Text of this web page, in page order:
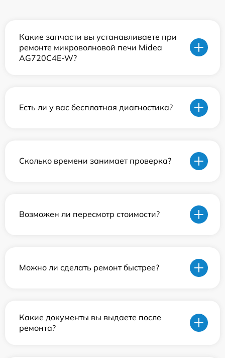
Какие запчасти вы устанавливаете при
ремонте микроволновой печи Midea
AG720C4E-W?
Есть ли у вас бесплатная диагностика?
Сколько времени занимает проверка?
Возможен ли пересмотр стоимости?
Можно ли сделать ремонт быстрее?
Какие документы вы выдаете после
ремонта?